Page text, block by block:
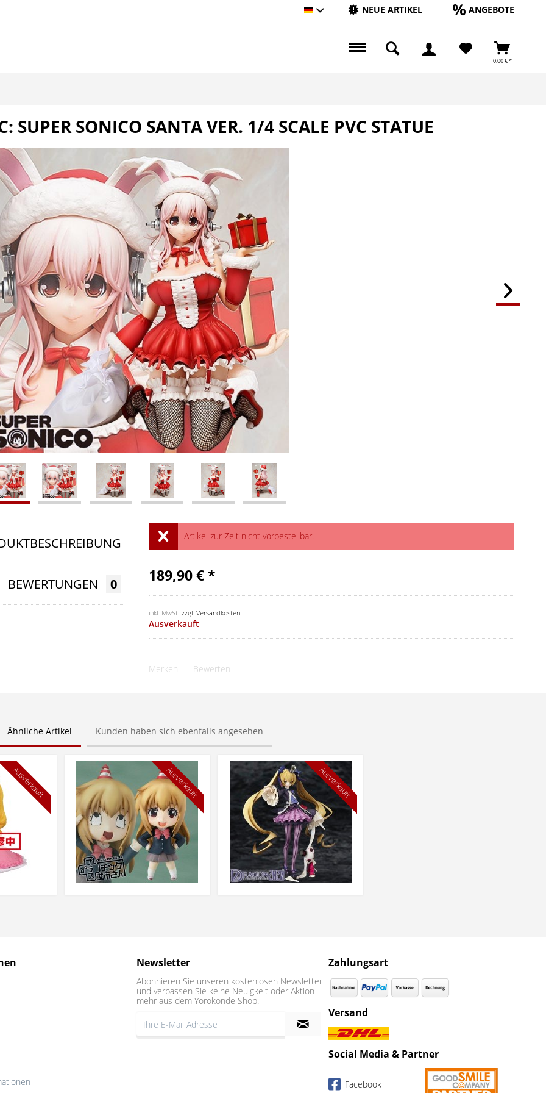
Hauptshop DeutschNEUE ARTIKEL ANGEBOTE
0,00 € *
SUPER SONICO SANTA VER. 1/4 SCALE PVC STATUE
Artikel zur Zeit nicht vorbestellbar.
189,90 € *
inkl. MwSt. zzgl. Versandkosten
Ausverkauft
Merken Bewerten
BEWERTUNGEN 0
Ähnliche Artikel Kunden haben sich ebenfalls angesehen
Ausverkauft Ausverkauft Ausverkauft
Newsletter
Abonnieren Sie unseren kostenlosen Newsletter
und verpassen Sie keine Neuigkeit oder Aktion
mehr aus dem Yorokonde Shop.
Zahlungsart
Versand
Social Media & Partner
Facebook